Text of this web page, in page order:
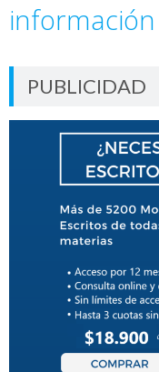
información
PUBLICIDAD